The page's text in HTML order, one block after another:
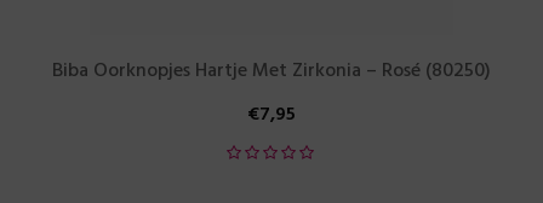
Biba Oorknopjes Hartje Met Zirkonia – Rosé (80250)
€7,95